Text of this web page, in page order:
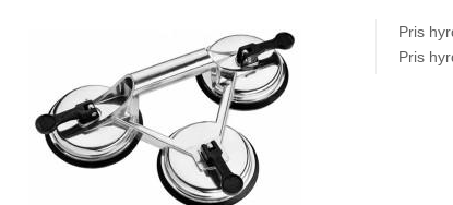
Pris
Pris